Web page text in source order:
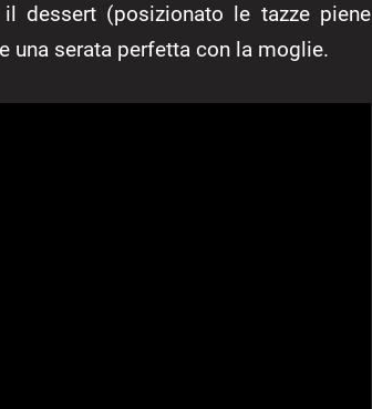
dessert (posizionato le tazze piene
una serata perfetta con la moglie.